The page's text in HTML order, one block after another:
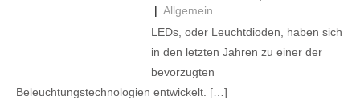
| Allgemein
LEDs, oder Leuchtdioden, haben sich
in den letzten Jahren zu einer der
bevorzugten
Beleuchtungstechnologien entwickelt. […]